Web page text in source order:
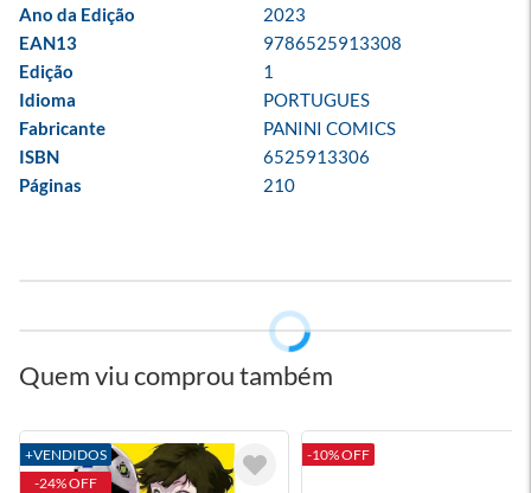
Ano da Edição
2023
EAN13
9786525913308
Edição
1
Idioma
PORTUGUES
Fabricante
PANINI COMICS
ISBN
6525913306
Páginas
210
Quem viu comprou também
+VENDIDOS
-24% OFF
-10% OFF